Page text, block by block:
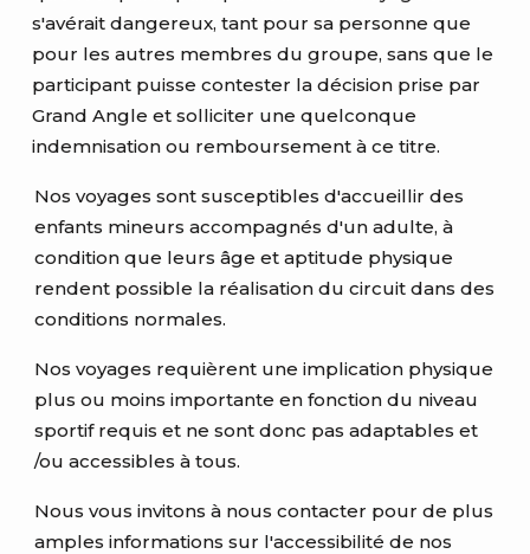
s'avérait dangereux, tant pour sa personne que
pour les autres membres du groupe, sans que le
participant puisse contester la décision prise par
Grand Angle et solliciter une quelconque
indemnisation ou remboursement à ce titre.
Nos voyages sont susceptibles d'accueillir des
enfants mineurs accompagnés d'un adulte, à
condition que leurs âge et aptitude physique
rendent possible la réalisation du circuit dans des
conditions normales.
Nos voyages requièrent une implication physique
plus ou moins importante en fonction du niveau
sportif requis et ne sont donc pas adaptables et
/ou accessibles à tous.
Nous vous invitons à nous contacter pour de plus
amples informations sur l'accessibilité de nos